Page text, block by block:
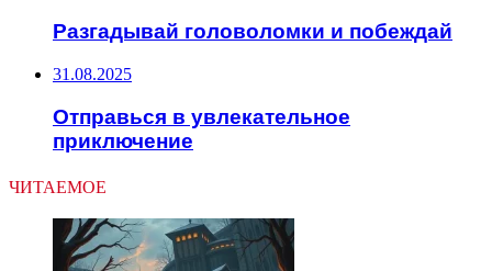
Разгадывай головоломки и побеждай
31.08.2025
Отправься в увлекательное
приключение
ЧИТАЕМОЕ